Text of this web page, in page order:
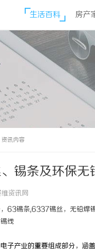
生活百科 房产
资讯内容
锡条及环保
资讯网
63锡条,6337锡丝，无铅焊
线
子产业的重要组成部分，涵